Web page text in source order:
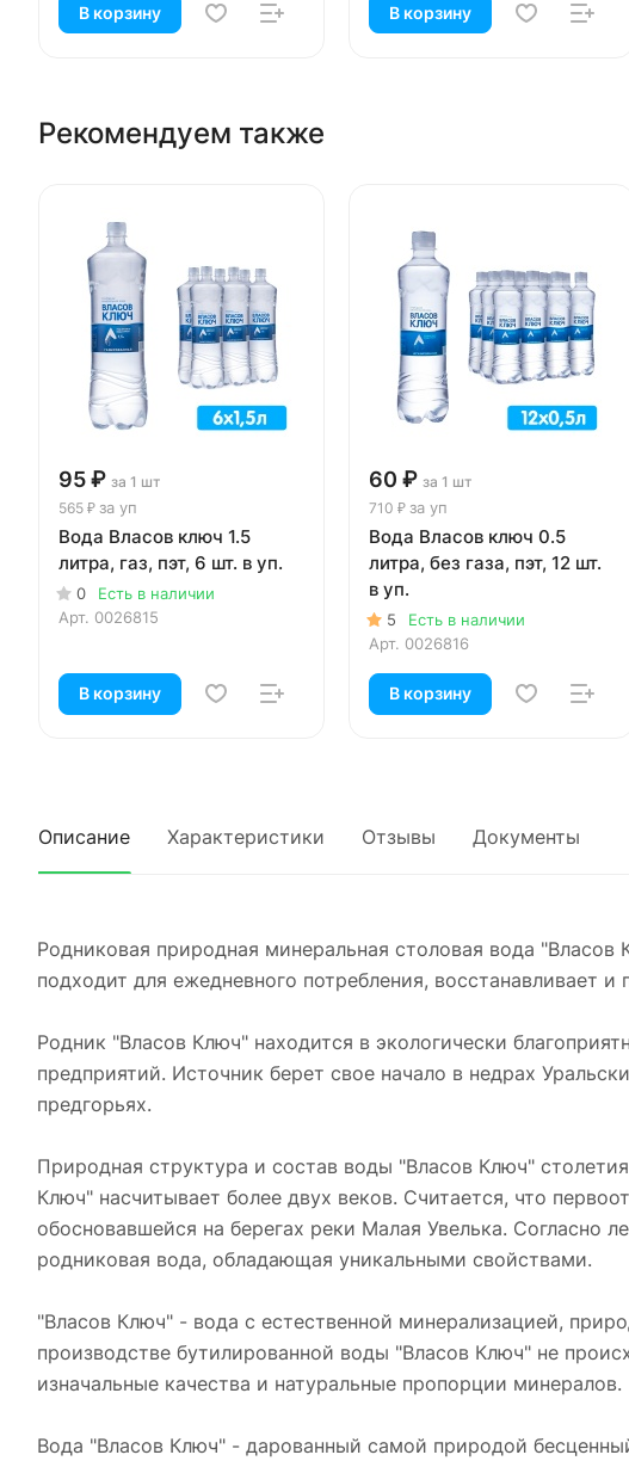
В корзину В корзину
Рекомендуем также
95 ₽ за 1 шт
565 ₽ за уп
Вода Власов ключ 1.5
литра, газ, пэт, 6 шт. в уп.
0
Есть в наличии
Арт. 0026815
В корзину
60 ₽ за 1 шт
710 ₽ за уп
Вода Власов ключ 0.5
литра, без газа, пэт, 12 шт.
в уп.
5
Есть в наличии
Арт. 0026816
В корзину
Описание Характеристики Отзывы Документы
Родниковая природная минеральная столовая вода
подходит для ежедневного потребления,
Родник "Власов Ключ" находится в экологически
предприятий. Источник берет свое начало в недрах
предгорьях.
Природная структура и состав воды "Власов Ключ"
Ключ" насчитывает более двух веков. Считается, что
обосновавшейся на берегах реки Малая Увелька. Согласно
родниковая вода, обладающая уникальными свойствами.
"Власов Ключ" - вода с естественной минерализацией,
производстве бутилированной воды "Власов Ключ" не
изначальные качества и натуральные пропорции минералов.
Вода "Власов Ключ" - дарованный самой природой